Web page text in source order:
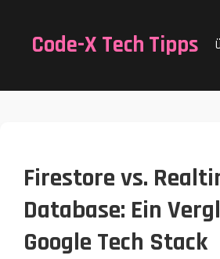
Code-X Tech Tipps
Firestore vs.
Database: Ein
Google Tech Stack